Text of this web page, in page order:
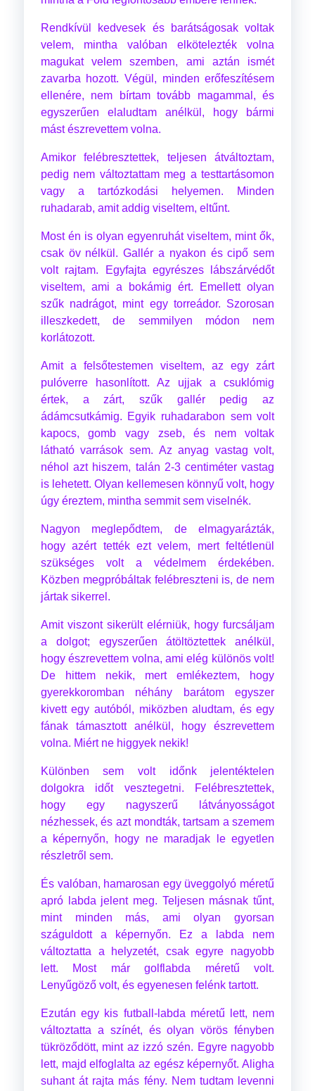
Rendkívül kedvesek és barátságosak voltak
velem, mintha valóban elkötelezték volna
magukat velem szemben, ami aztán ismét
zavarba hozott. Végül, minden erőfeszítésem
ellenére, nem bírtam tovább magammal, és
egyszerűen elaludtam anélkül, hogy bármi
mást észrevettem volna.
Amikor felébresztettek, teljesen átváltoztam,
pedig nem változtattam meg a testtartásomon
vagy a tartózkodási helyemen. Minden
ruhadarab, amit addig viseltem, eltűnt.
Most én is olyan egyenruhát viseltem, mint ők,
csak öv nélkül. Gallér a nyakon és cipő sem
volt rajtam. Egyfajta egyrészes lábszárvédőt
viseltem, ami a bokámig ért. Emellett olyan
szűk nadrágot, mint egy torreádor. Szorosan
illeszkedett, de semmilyen módon nem
korlátozott.
Amit a felsőtestemen viseltem, az egy zárt
pulóverre hasonlított. Az ujjak a csuklómig
értek, a zárt, szűk gallér pedig az
ádámcsutkámig. Egyik ruhadarabon sem volt
kapocs, gomb vagy zseb, és nem voltak
látható varrások sem. Az anyag vastag volt,
néhol azt hiszem, talán 2-3 centiméter vastag
is lehetett. Olyan kellemesen könnyű volt, hogy
úgy éreztem, mintha semmit sem viselnék.
Nagyon meglepődtem, de elmagyarázták,
hogy azért tették ezt velem, mert feltétlenül
szükséges volt a védelmem érdekében.
Közben megpróbáltak felébreszteni is, de nem
jártak sikerrel.
Amit viszont sikerült elérniük, hogy furcsáljam
a dolgot; egyszerűen átöltöztettek anélkül,
hogy észrevettem volna, ami elég különös volt!
De hittem nekik, mert emlékeztem, hogy
gyerekkoromban néhány barátom egyszer
kivett egy autóból, miközben aludtam, és egy
fának támasztott anélkül, hogy észrevettem
volna. Miért ne higgyek nekik!
Különben sem volt időnk jelentéktelen
dolgokra időt vesztegetni. Felébresztettek,
hogy egy nagyszerű látványosságot
nézhessek, és azt mondták, tartsam a szemem
a képernyőn, hogy ne maradjak le egyetlen
részletről sem.
És valóban, hamarosan egy üveggolyó méretű
apró labda jelent meg. Teljesen másnak tűnt,
mint minden más, ami olyan gyorsan
száguldott a képernyőn. Ez a labda nem
változtatta a helyzetét, csak egyre nagyobb
lett. Most már golflabda méretű volt.
Lenyűgöző volt, és egyenesen felénk tartott.
Ezután egy kis futball-labda méretű lett, nem
változtatta a színét, és olyan vörös fényben
tükröződött, mint az izzó szén. Egyre nagyobb
lett, majd elfoglalta az egész képernyőt. Aligha
suhant át rajta más fény. Nem tudtam levenni